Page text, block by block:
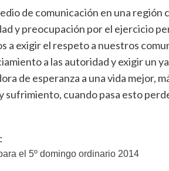
de comunicación en una
y preocupación por el ejercicio
a exigir el respeto a nuestros
a las autoridad y exigir un
de esperanza a una vida mejor,
sufrimiento, cuando pasa esto
el 5º domingo ordinario 2014